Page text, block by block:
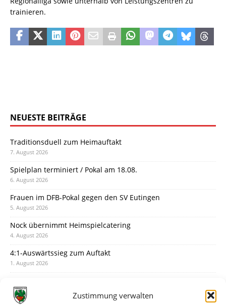
Zustimmung verwalten
trainieren.
NEUESTE BEITRÄGE
Traditionsduell zum Heimauftakt
7. August 2026
Spielplan terminiert / Pokal am 18.08.
6. August 2026
Frauen im DFB-Pokal gegen den SV Eutingen
5. August 2026
Nock übernimmt Heimspielcatering
4. August 2026
4:1-Auswärtssieg zum Auftakt
1. August 2026
31. Juli 2026